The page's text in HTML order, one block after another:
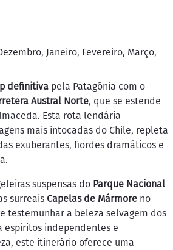
Janeiro, Fevereiro, Março,
definitiva pela Patagônia com o
Austral Norte, que se estende
Esta rota lendária
mais intocadas do Chile, repleta
exuberantes, fiordes dramáticos e
suspensas do Parque Nacional
surreais Capelas de Mármore no
testemunhar a beleza selvagem dos
espíritos independentes e
este itinerário oferece uma